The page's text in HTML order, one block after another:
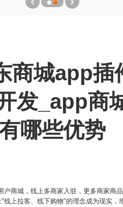
商城app插
发_app商
哪些优势
商城，线上多商家入驻，更多商家商
上拉客、线下购物"的理念成为现实